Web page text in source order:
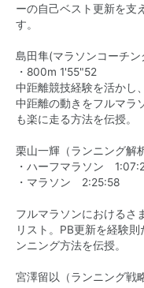
ーの自己ベスト更新を支
す。
島田隼(マラソンコーチン
・800m 1'55"52
中距離競技経験を活かし
中距離の動きをフルマラ
も楽に走る方法を伝授。
栗山一輝（ランニング解
・ハーフマラソン
・マラソン 2:25:58
フルマラソンにおけるさ
リスト。PB更新を経験
ンニング方法を伝授。
宮澤留以（ランニング戦